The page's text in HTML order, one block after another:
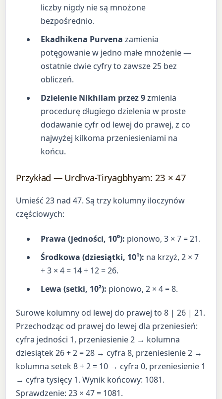
liczby nigdy nie są mnożone
bezpośrednio.
Ekadhikena Purvena zamienia
potęgowanie w jedno małe mnożenie —
ostatnie dwie cyfry to zawsze 25 bez
obliczeń.
Dzielenie Nikhilam przez 9zmienia
procedurę długiego dzielenia w proste
dodawanie cyfr od lewej do prawej, z co
najwyżej kilkoma przeniesieniami na
końcu.
Przykład — Urdhva-Tiryagbhyam: 23 × 47
Umieść 23 nad 47. Są trzy kolumny iloczynów
częściowych:
Prawa (jedności, 10⁰): pionowo, 3 × 7 = 21.
Środkowa (dziesiątki, 10¹): na krzyż, 2 × 7
+ 3 × 4 = 14 + 12 = 26.
Lewa (setki, 10²): pionowo, 2 × 4 = 8.
Surowe kolumny od lewej do prawej to 8 | 26 | 21.
Przechodząc od prawej do lewej dla przeniesień:
cyfra jedności 1, przeniesienie 2 → kolumna
dziesiątek 26 + 2 = 28 → cyfra 8, przeniesienie 2 →
kolumna setek 8 + 2 = 10 → cyfra 0, przeniesienie 1
→ cyfra tysięcy 1. Wynik końcowy: 1081.
Sprawdzenie: 23 × 47 = 1081.